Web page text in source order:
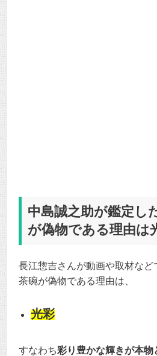
中島誠之助が鑑定し
が偽物である理由は
長江惣吉さんが動画や取材な
茶碗が偽物である理由は、
光彩
すなわち彩り豊かな輝きが本